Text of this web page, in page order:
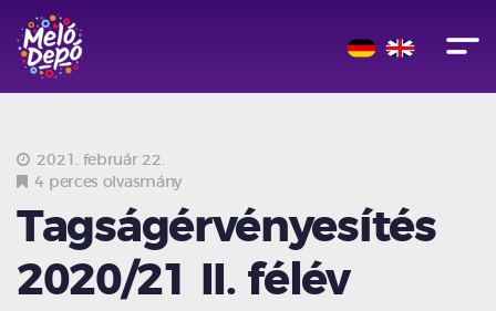
2021. február 22.
4 perces olvasmány
Tagságérvényesítés
2020/21 II. félév